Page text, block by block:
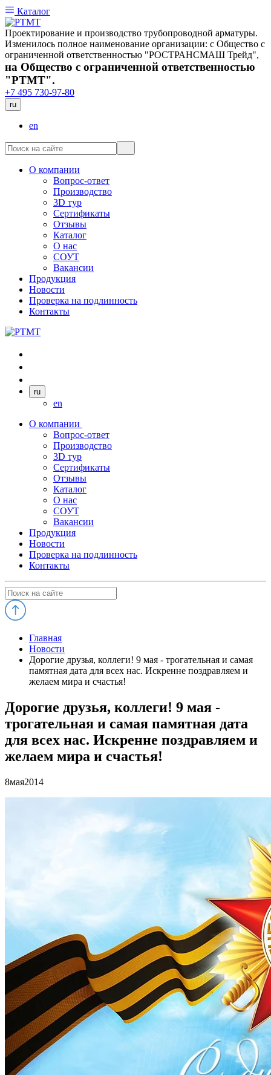
Каталог
Проектирование и производство трубопроводной арматуры.
Изменилось полное наименование организации: с Общество с
ограниченной ответственностью "РОСТРАНСМАШ Трейд",
на Общество с ограниченной ответственностью
"РТМТ".
+7 495 730-97-80
ru
en
О компании
Вопрос-ответ
Производство
3D тур
Сертификаты
Отзывы
Каталог
О нас
СОУТ
Вакансии
Продукция
Новости
Проверка на подлинность
Контакты
ru
en
О компании
Вопрос-ответ
Производство
3D тур
Сертификаты
Отзывы
Каталог
О нас
СОУТ
Вакансии
Продукция
Новости
Проверка на подлинность
Контакты
Главная
Новости
Дорогие друзья, коллеги! 9 мая - трогательная и самая
памятная дата для всех нас. Искренне поздравляем и
желаем мира и счастья!
Дорогие друзья, коллеги! 9 мая -
трогательная и самая памятная дата
для всех нас. Искренне поздравляем и
желаем мира и счастья!
8мая2014